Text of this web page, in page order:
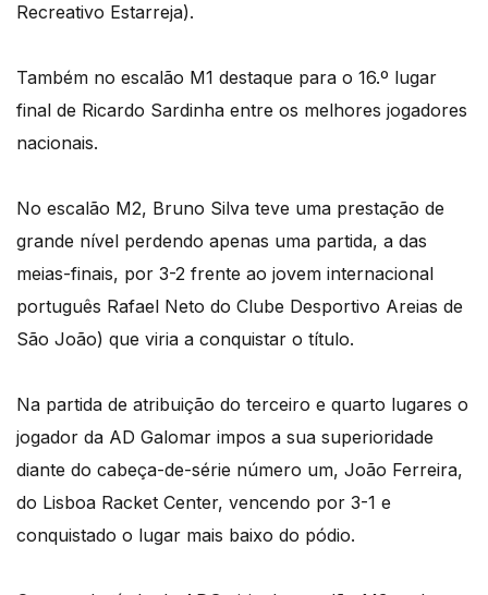
Recreativo Estarreja).
Também no escalão M1 destaque para o 16.º lugar
final de Ricardo Sardinha entre os melhores jogadores
nacionais.
No escalão M2, Bruno Silva teve uma prestação de
grande nível perdendo apenas uma partida, a das
meias-finais, por 3-2 frente ao jovem internacional
português Rafael Neto do Clube Desportivo Areias de
São João) que viria a conquistar o título.
Na partida de atribuição do terceiro e quarto lugares o
jogador da AD Galomar impos a sua superioridade
diante do cabeça-de-série número um, João Ferreira,
do Lisboa Racket Center, vencendo por 3-1 e
conquistado o lugar mais baixo do pódio.